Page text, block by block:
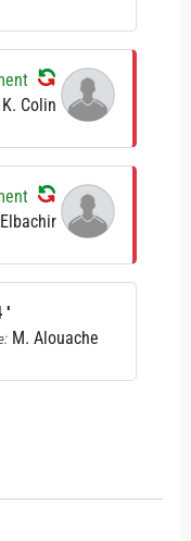
K. Colin
M. Alouache